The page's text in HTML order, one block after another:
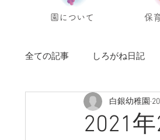
園について 保
全ての記事 しろがね日記
2021
白銀幼稚園